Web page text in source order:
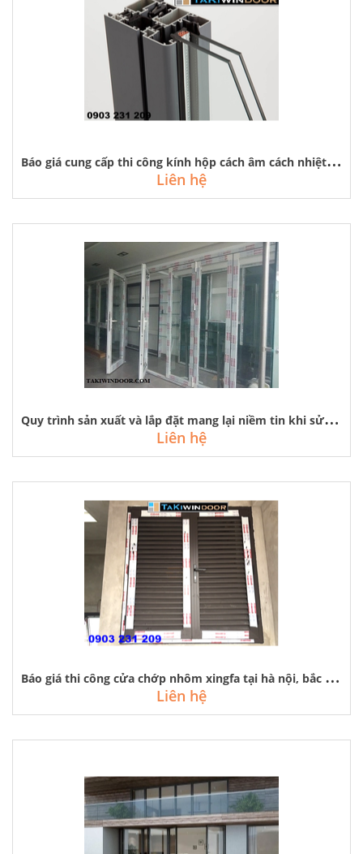
B
áo giá cung cấp thi công kính hộp cách âm cách nhiệt của hải long
Liên hệ
Q
uy trình sản xuất và lắp đặt mang lại niềm tin khi sử dụng cửa nhôm xingfa
Liên hệ
B
áo giá thi công cửa chớp nhôm xingfa tại hà nội, bắc ninh quảng ninh
Liên hệ